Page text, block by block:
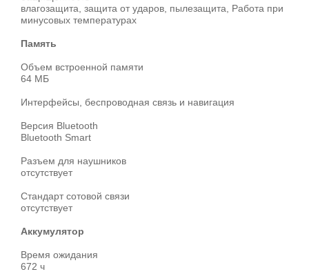
влагозащита, защита от ударов, пылезащита, Работа при
минусовых температурах
Память
Объем встроенной памяти
64 МБ
Интерфейсы, беспроводная связь и навигация
Версия Bluetooth
Bluetooth Smart
Разъем для наушников
отсутствует
Стандарт сотовой связи
отсутствует
Аккумулятор
Время ожидания
672 ч